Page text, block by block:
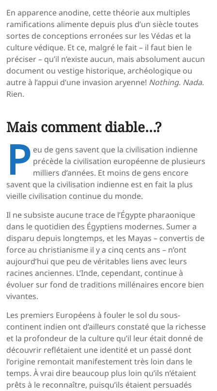
En apparence anodine, cette théorie aux multiples
ramifications alimente depuis plus d’un siècle toutes
sortes de conceptions erronées sur les Védas et la
culture védique. Et ce, malgré le fait – il faut bien le
préciser – qu’il n’existe aucun, mais absolument aucun
document ou vestige historique, archéologique ou
autre à l’appui d’une invasion aryenne! Nothing. Nada.
Rien.
Mais comment diable…?
P eu de gens savent que la civilisation indienne
précède la civilisation européenne de plusieurs
milliers d’années. Et moins de gens encore
savent que la civilisation indienne est en fait la plus
vieille civilisation continue du monde.
Il ne subsiste aucune trace de l’Égypte pharaonique
dans le quotidien des Égyptiens modernes. Sumer a
disparu depuis longtemps, et les Mayas – convertis de
force au christianisme il y a cinq cents ans – n’ont
aujourd’hui que peu de véritables liens avec leurs
racines anciennes. L’Inde, cependant, continue à
évoluer sur fond de traditions millénaires encore bien
vivantes.
Les premiers Européens à fouler le sol du sous-
continent indien ont d’ailleurs constaté que la richesse
et la profondeur de la culture qu’il leur était donné de
découvrir reflétaient une identité et un passé dont
l’origine remontait manifestement très loin dans le
temps. À vrai dire beaucoup plus loin qu’ils n’étaient
prêts à le reconnaître, puisqu’ils étaient persuadés